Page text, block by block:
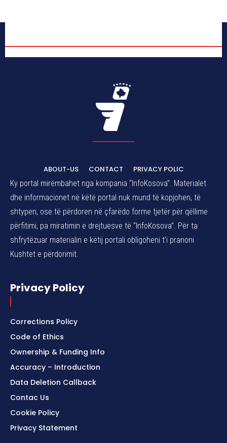
ABOUT-US CONTACT
PRIVACY POLIC
Ky portal mirëmbahet nga kompania “InfoKosova”. Materialet
dhe informacionet në këtë portal nuk mund të kopjohen, të
shtypen, ose të përdoren në çfarëdo forme tjetër për qëllime
përfitimi, pa miratimin e drejtuesve të “InfoKosova”. Për ta
shfrytëzuar materialin e këtij portali obligoheni t’i pranoni
Kushtet e përdorimit.
Privacy Policy
Corrections Policy
Code of Ethics
Ownership & Funding Info
Accuracy – Introduction
Data Deletion Callback
Contac Us
Cookie Policy
Privacy Statement